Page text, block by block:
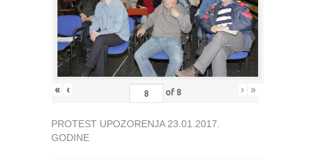
« ‹ of 8 › »
PROTEST UPOZORENJA 23.01.2017.
GODINE